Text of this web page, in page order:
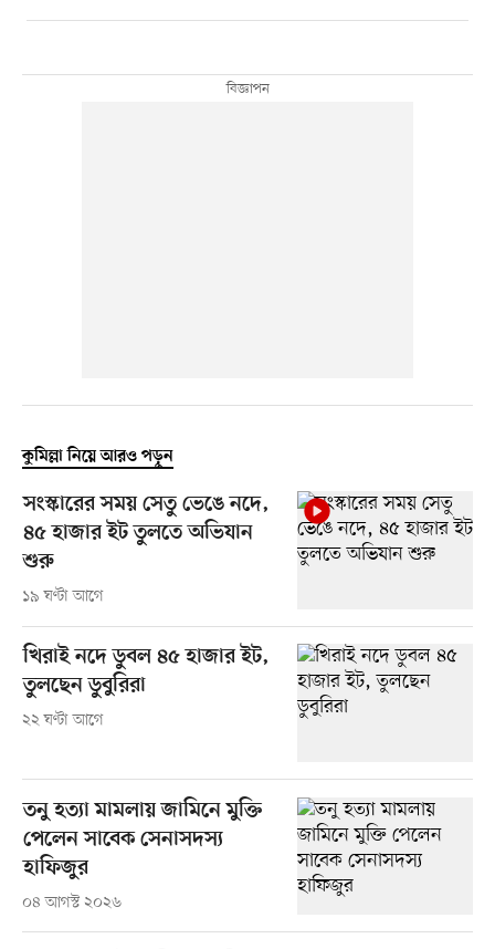
কুমিল্লা নিয়ে আরও পড়ুন
সংস্কারের সময় সেতু ভেঙে নদে,
৪৫ হাজার ইট তুলতে অভিযান
শুরু
১৯ ঘণ্টা আগে
খিরাই নদে ডুবল ৪৫ হাজার ইট,
তুলছেন ডুবুরিরা
২২ ঘণ্টা আগে
তনু হত্যা মামলায় জামিনে মুক্তি
পেলেন সাবেক সেনাসদস্য
হাফিজুর
০৪ আগস্ট ২০২৬